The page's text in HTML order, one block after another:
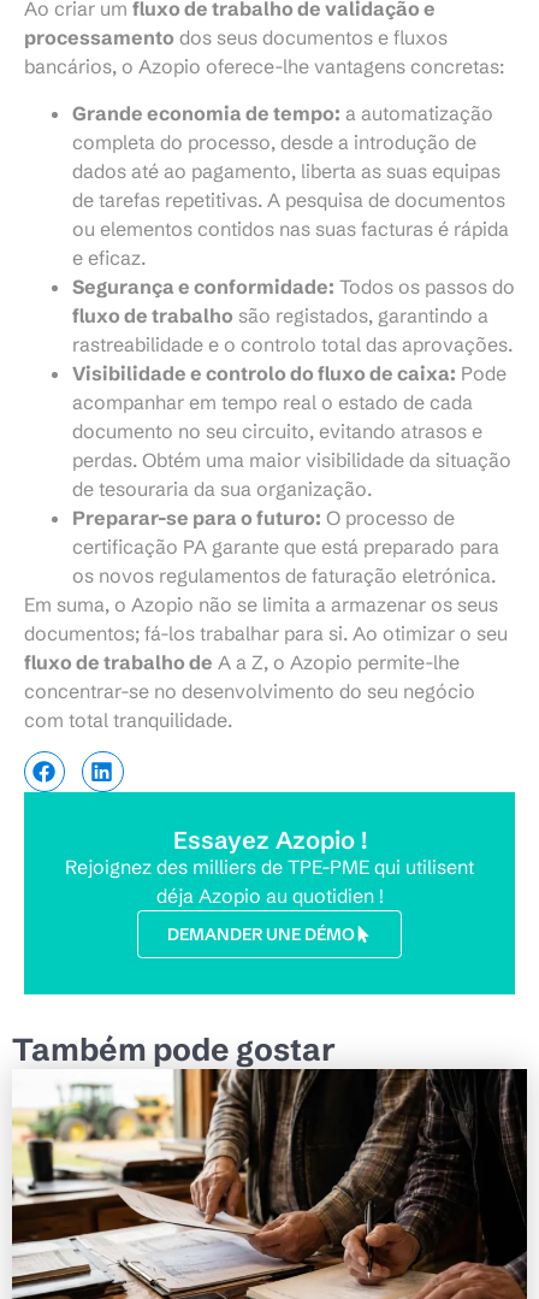
Ao criar um fluxo de trabalho de validação e
processamento dos seus documentos e fluxos
bancários, o Azopio oferece-lhe vantagens concretas:
Grande economia de tempo: a automatização
completa do processo, desde a introdução de
dados até ao pagamento, liberta as suas equipas
de tarefas repetitivas. A pesquisa de documentos
ou elementos contidos nas suas facturas é rápida
e eficaz.
Segurança e conformidade: Todos os passos do
fluxo de trabalho são registados, garantindo a
rastreabilidade e o controlo total das aprovações.
Visibilidade e controlo do fluxo de caixa: Pode
acompanhar em tempo real o estado de cada
documento no seu circuito, evitando atrasos e
perdas. Obtém uma maior visibilidade da situação
de tesouraria da sua organização.
Preparar-se para o futuro: O processo de
certificação PA garante que está preparado para
os novos regulamentos de faturação eletrónica.
Em suma, o Azopio não se limita a armazenar os seus
documentos; fá-los trabalhar para si. Ao otimizar o seu
fluxo de trabalho de A a Z, o Azopio permite-lhe
concentrar-se no desenvolvimento do seu negócio
com total tranquilidade.
Essayez Azopio !
Rejoignez des milliers de TPE-PME qui utilisent
déja Azopio au quotidien !
DEMANDER UNE DÉMO
Também pode gostar